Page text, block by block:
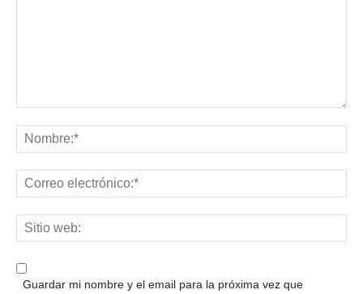
Guardar mi nombre y el email para la próxima vez que